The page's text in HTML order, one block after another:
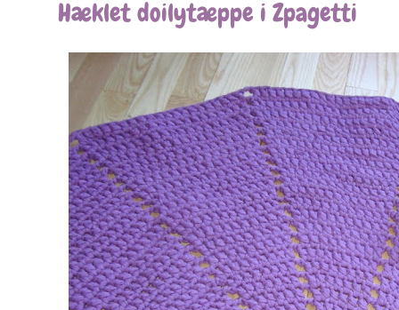
Hæklet doilytæppe i Zpagetti